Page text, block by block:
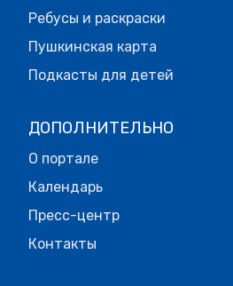
Ребусы и раскраски
Пушкинская карта
Подкасты для детей
ДОПОЛНИТЕЛЬНО
О портале
Календарь
Пресс-центр
Контакты